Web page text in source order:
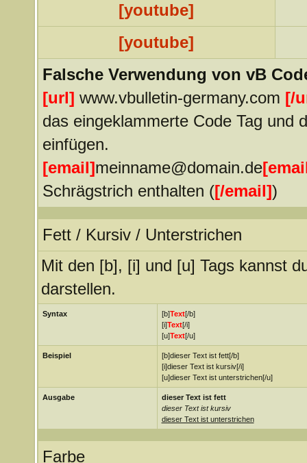
[youtube]
[youtube]
Falsche Verwendung von vB
[url] www.vbulletin-germany.com [/
das eingeklammerte Code Tag und
einfügen.
[email]meinname@domain.de
Schrägstrich enthalten ([/email])
Fett / Kursiv / Unterstrichen
Mit den [b], [i] und [u] Tags kannst
darstellen.
Syntax [b]Text[/b]
[i]Text[/i]
[u]Text[/u]
Beispiel
[b]dieser Text ist fett[/b]
[i]dieser Text ist kursiv[/i]
[u]dieser Text ist unterstrichen[/u]
Ausgabe
dieser Text ist fett
dieser Text ist kursiv
dieser Text ist unterstrichen
Farbe